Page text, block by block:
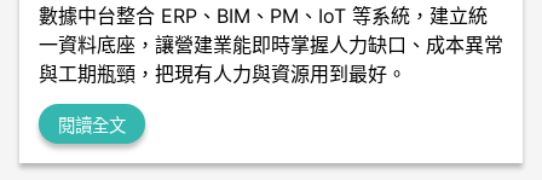
數據中台整合 ERP、BIM、PM、IoT 等系統，建立統
一資料底座，讓營建業能即時掌握人力缺口、成本異常
與工期瓶頸，把現有人力與資源用到最好。
閱讀全文